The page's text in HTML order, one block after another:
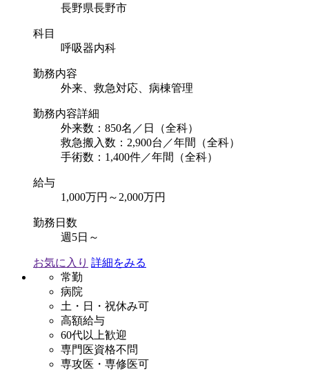
長野県長野市
科目
呼吸器内科
勤務内容
外来、救急対応、病棟管理
勤務内容詳細
外来数：850名／日（全科）
救急搬入数：2,900台／年間（全科）
手術数：1,400件／年間（全科）
給与
1,000万円～2,000万円
勤務日数
週5日～
お気に入り 詳細をみる
常勤
病院
土・日・祝休み可
高額給与
60代以上歓迎
専門医資格不問
専攻医・専修医可